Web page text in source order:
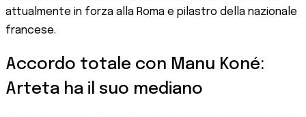
attualmente in forza alla Roma e pilastro della nazionale
francese.
Accordo totale con Manu Koné:
Arteta ha il suo mediano